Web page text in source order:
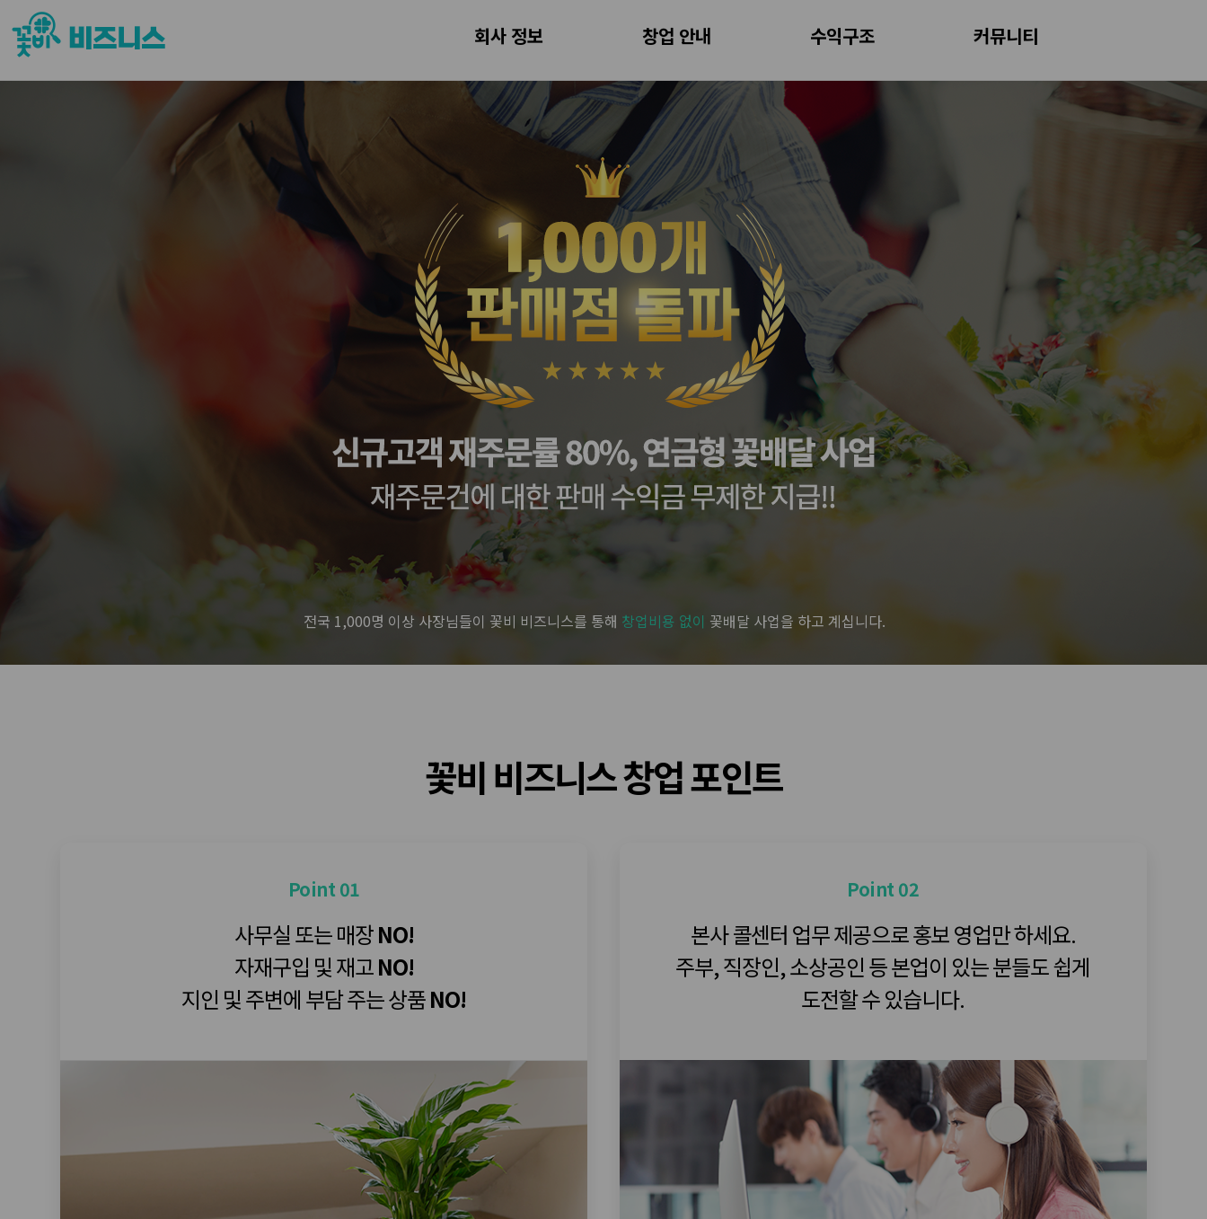
회사 정보 창업 안내 수익구조 커뮤니티
전국 1,000명 이상 사장님들이 꽃비 비즈니스를 통해 창업비용 없이 꽃배달 사업을 하고 계십니다.
꽃비 비즈니스 창업 포인트
Point 01
사무실 또는 매장NO!
자재구입 및 재고NO!
지인 및 주변에 부담 주는 상품NO!
Point 02
본사 콜센터 업무 제공으로 홍보 영업만 하세요.
주부, 직장인, 소상공인 등 본업이 있는 분들도 쉽게
도전할 수 있습니다.